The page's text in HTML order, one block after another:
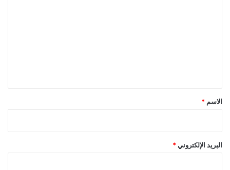
*
الاسم *
البريد الإلكتروني *